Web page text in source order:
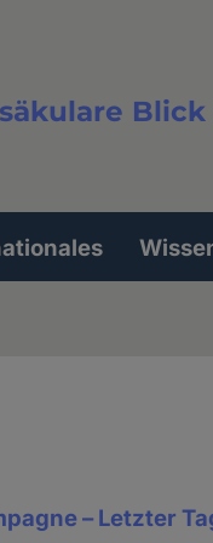
– Letzter